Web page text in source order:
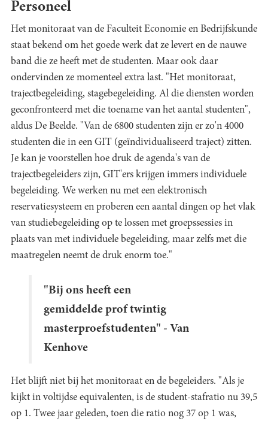
Personeel
Het monitoraat van de Faculteit Economie en Bedrijfskunde
staat bekend om het goede werk dat ze levert en de nauwe
band die ze heeft met de studenten. Maar ook daar
ondervinden ze momenteel extra last. "Het monitoraat,
trajectbegeleiding, stagebegeleiding. Al die diensten worden
geconfronteerd met die toename van het aantal studenten",
aldus De Beelde. "Van de 6800 studenten zijn er zo'n 4000
studenten die in een GIT (geïndividualiseerd traject) zitten.
Je kan je voorstellen hoe druk de agenda's van de
trajectbegeleiders zijn, GIT'ers krijgen immers individuele
begeleiding. We werken nu met een elektronisch
reservatiesysteem en proberen een aantal dingen op het vlak
van studiebegeleiding op te lossen met groepssessies in
plaats van met individuele begeleiding, maar zelfs met die
maatregelen neemt de druk enorm toe."
"Bij ons heeft een
gemiddelde prof twintig
masterproefstudenten" - Van
Kenhove
Het blijft niet bij het monitoraat en de begeleiders. "Als je
kijkt in voltijdse equivalenten, is de student-stafratio nu 39,5
op 1. Twee jaar geleden, toen die ratio nog 37 op 1 was,